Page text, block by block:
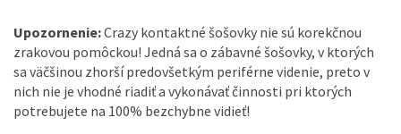
Upozornenie:Crazy kontaktné šošovky nie sú korekčnou
zrakovou pomôckou! Jedná sa o zábavné šošovky, v ktorých
sa väčšinou zhorší predovšetkým periférne videnie, preto v
nich nie je vhodné riadiť a vykonávať činnosti pri ktorých
potrebujete na 100% bezchybne vidieť!